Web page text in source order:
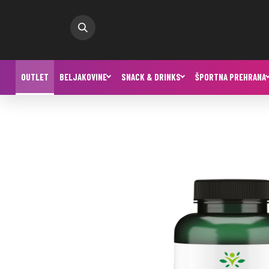
OUTLET BELJAKOVINE SNACK & DRINKS ŠPORTNA PREHRANA